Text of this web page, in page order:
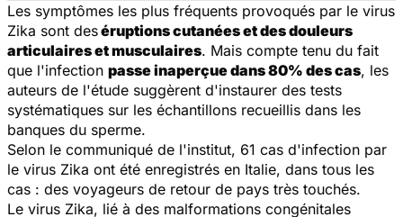
Les symptômes les plus fréquents provoqués par le virus
Zika sont deséruptions cutanées et des douleurs
articulaires et musculaires. Mais compte tenu du fait
que l'infection passe inaperçue dans 80% des cas, les
auteurs de l'étude suggèrent d'instaurer des tests
systématiques sur les échantillons recueillis dans les
banques du sperme.
Selon le communiqué de l'institut, 61 cas d'infection par
le virus Zika ont été enregistrés en Italie, dans tous les
cas : des voyageurs de retour de pays très touchés.
Le virus Zika, lié à des malformations congénitales